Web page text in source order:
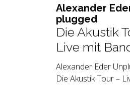
Alex­an­der
plug­ged
Die Akustik
Live mit
Alexander Eder
Die Akustik Tour –